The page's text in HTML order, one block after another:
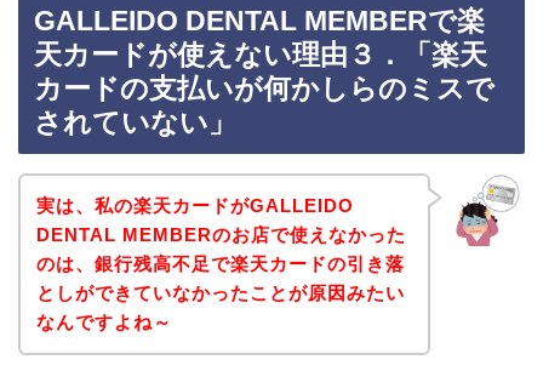
GALLEIDO DENTAL MEMBERで楽
天カードが使えない理由３．「楽天
カードの支払いが何かしらのミスで
されていない」
実は、私の楽天カードがGALLEIDO
DENTAL MEMBERのお店で使えなかった
のは、銀行残高不足で楽天カードの引き落
としができていなかったことが原因みたい
なんですよね～